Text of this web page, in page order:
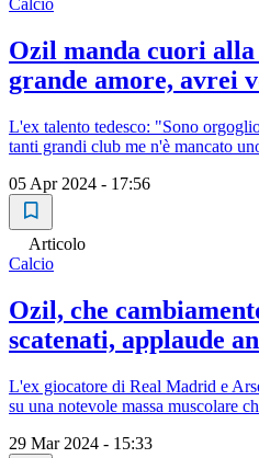
Calcio
Ozil manda cuori
grande amore, avrei
L'ex talento tedesco: "Sono
tanti grandi club me n'è mancato
05 Apr 2024 - 17:56
Articolo
Calcio
Ozil, che
scatenati, applaude
L'ex giocatore di Real Madrid e
su una notevole massa muscolare
29 Mar 2024 - 15:33